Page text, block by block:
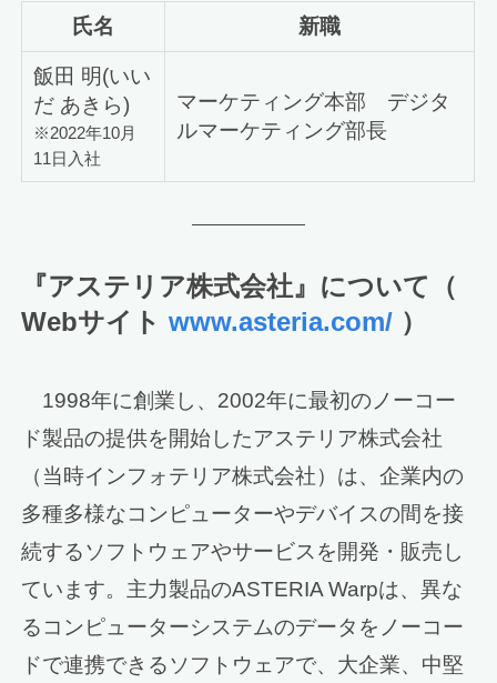
氏名 新職
飯田 明(いい
だ あきら)
※2022年10月
11日入社
マーケティング本部 デジタ
ルマーケティング部長
『アステリア株式会社』について（
Webサイトwww.asteria.com/ ）
1998年に創業し、2002年に最初のノーコー
ド製品の提供を開始したアステリア株式会社
（当時インフォテリア株式会社）は、企業内の
多種多様なコンピューターやデバイスの間を接
続するソフトウェアやサービスを開発・販売し
ています。主力製品のASTERIA Warpは、異な
るコンピューターシステムのデータをノーコー
ドで連携できるソフトウェアで、大企業、中堅